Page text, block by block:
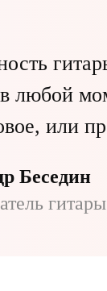
любой
или
Беседин
гитары